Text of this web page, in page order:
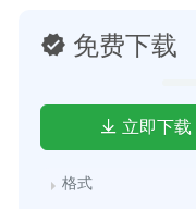
免费下载
立即下载
格式